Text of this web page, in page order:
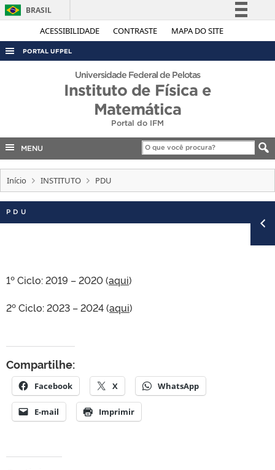
ACESSIBILIDADE CONTRASTE MAPA DO SITE
BRASIL
Simplifique!
Acesso à informação
PORTAL UFPEL
ACESSO À INFORMAÇÃOUniversidade Federal de Pelotas
Instituto de Física e
Matemática
Portal do IFM
MENU
Início INSTITUTO PDU
PDU
1º Ciclo: 2019 – 2020 (aqui)
2º Ciclo: 2023 – 2024 (aqui)
Compartilhe:
Facebook X WhatsApp
E-mail Imprimir